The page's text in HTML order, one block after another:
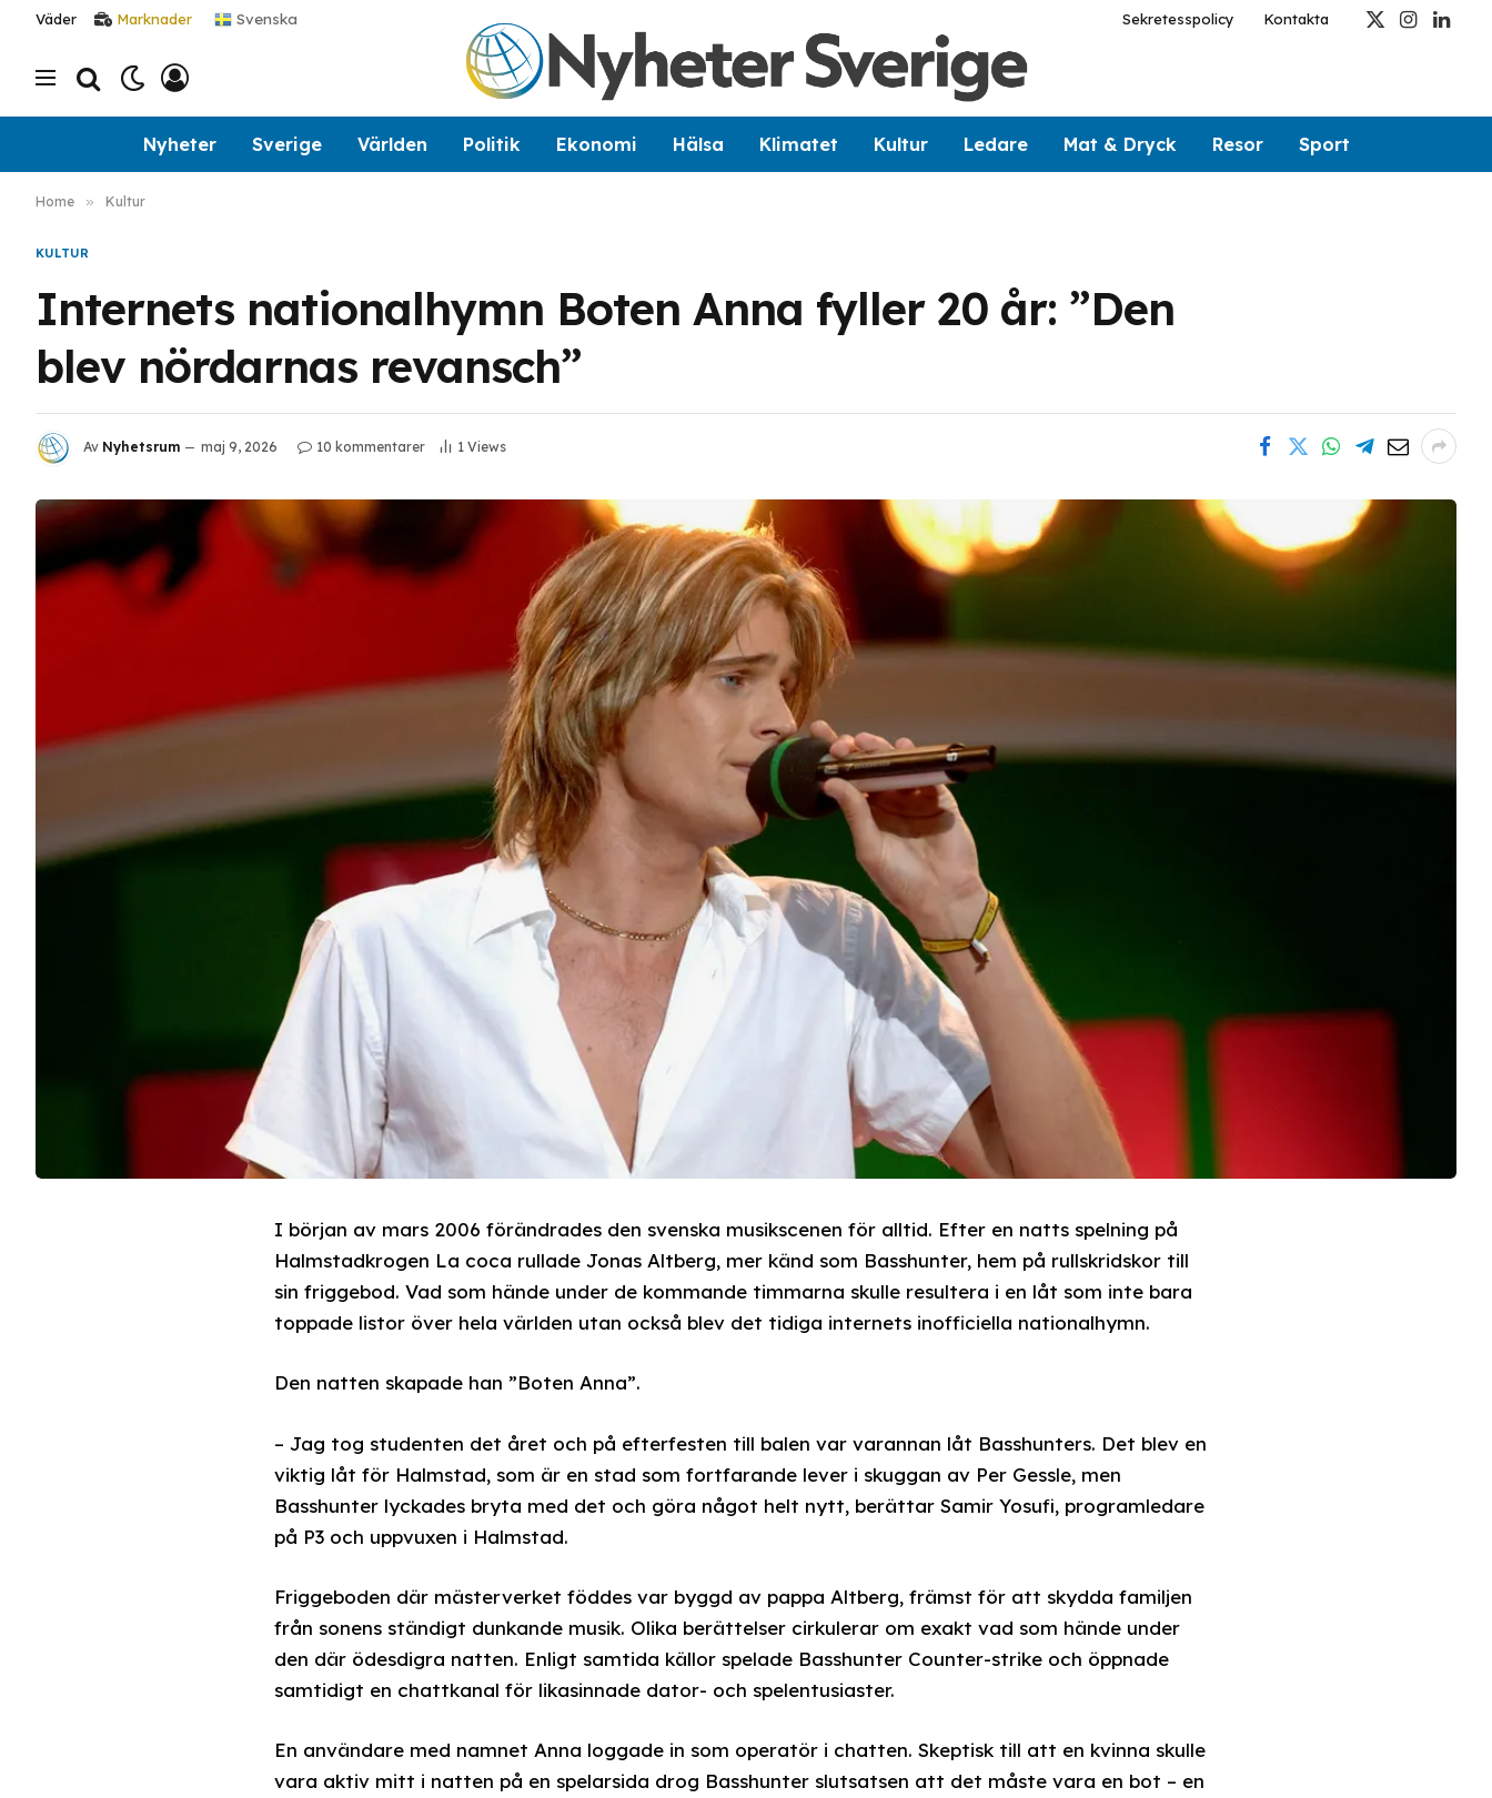
Väder Marknader Svenska Sekretesspolicy Kontakta
X
Instagram
Nyheter Sverige Världen Politik Ekonomi Hälsa Klimatet Kultur Ledare Mat & Dryck Resor Sport
Home » Kultur
KULTUR
Internets nationalhymn Boten Anna fyller 20 år: ”Den
blev nördarnas revansch”
Av Nyhetsrum maj 9, 2026 10 kommentarer 1 Views
I början av mars 2006 förändrades den svenska musikscenen för alltid. Efter en natts spelning på
Halmstadkrogen La coca rullade Jonas Altberg, mer känd som Basshunter, hem på rullskridskor till
sin friggebod. Vad som hände under de kommande timmarna skulle resultera i en låt som inte bara
toppade listor över hela världen utan också blev det tidiga internets inofficiella nationalhymn.
Den natten skapade han ”Boten Anna”.
– Jag tog studenten det året och på efterfesten till balen var varannan låt Basshunters. Det blev en
viktig låt för Halmstad, som är en stad som fortfarande lever i skuggan av Per Gessle, men
Basshunter lyckades bryta med det och göra något helt nytt, berättar Samir Yosufi, programledare
på P3 och uppvuxen i Halmstad.
Friggeboden där mästerverket föddes var byggd av pappa Altberg, främst för att skydda familjen
från sonens ständigt dunkande musik. Olika berättelser cirkulerar om exakt vad som hände under
den där ödesdigra natten. Enligt samtida källor spelade Basshunter Counter-strike och öppnade
samtidigt en chattkanal för likasinnade dator- och spelentusiaster.
En användare med namnet Anna loggade in som operatör i chatten. Skeptisk till att en kvinna skulle
vara aktiv mitt i natten på en spelarsida drog Basshunter slutsatsen att det måste vara en bot – en